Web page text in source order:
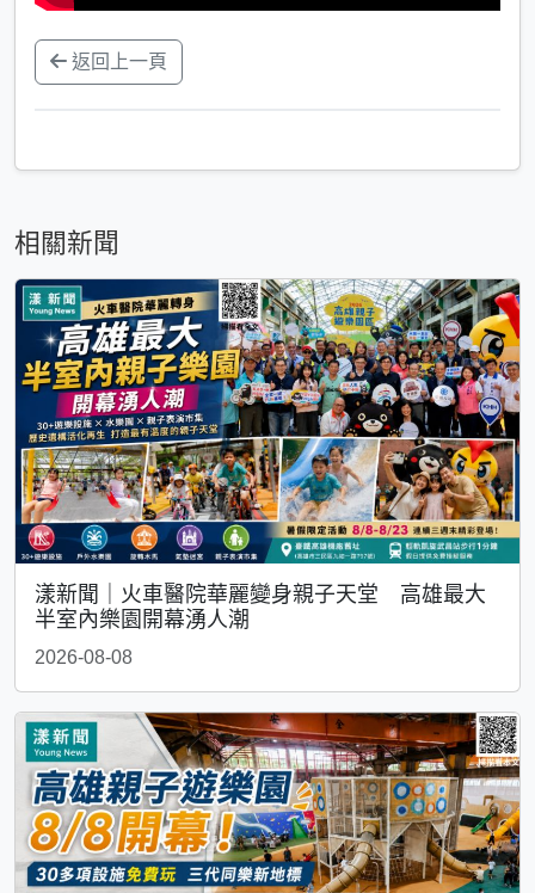
返回上一頁
相關新聞
漾新聞｜火車醫院華麗變身親子天堂 高雄最大
半室內樂園開幕湧人潮
2026-08-08